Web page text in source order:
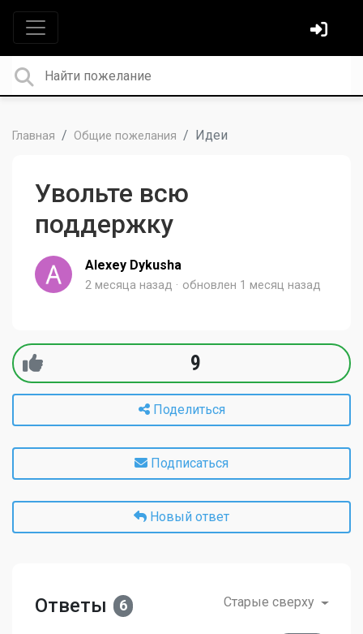
Главная Общие пожелания Идеи
Увольте всю
поддержку
Alexey Dykusha
2 месяца назад обновлен 1 месяц назад
9
Поделиться
Подписаться
Новый ответ
Ответы 6 Старые сверху